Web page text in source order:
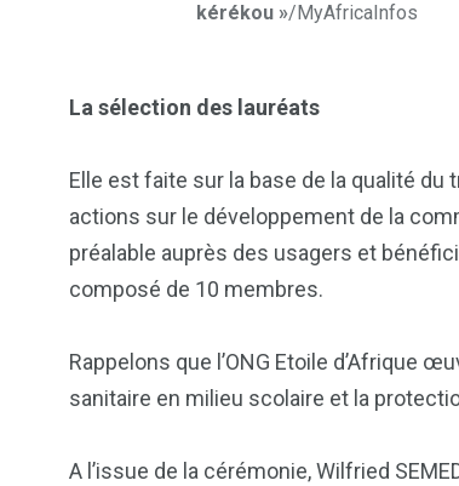
kérékou »/MyAfricaInfos
La sélection des lauréats
Elle est faite sur la base de la qualité
actions sur le développement de la
préalable auprès des usagers et
composé de 10 membres.
Rappelons que l’ONG Etoile d’Afrique
sanitaire en milieu scolaire et la
A l’issue de la cérémonie, Wilfried